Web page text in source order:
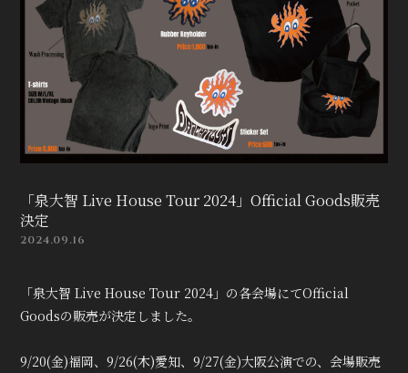
PHOTO
無料会員登録 ログイン
「泉大智 Live House Tour 2024」Official Goods販売
決定
2024.09.16
「泉大智 Live House Tour 2024」の各会場にてOfficial
Goodsの販売が決定しました。
9/20(金)福岡、9/26(木)愛知、9/27(金)大阪公演での、会場販売